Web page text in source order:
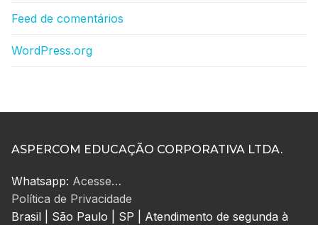
Feed de comentários
WordPress.org
ASPERCOM EDUCAÇÃO CORPORATIVA LTDA.
Whatsapp: Acesse…
Política de Privacidade
Brasil | São Paulo | SP | Atendimento de segunda à